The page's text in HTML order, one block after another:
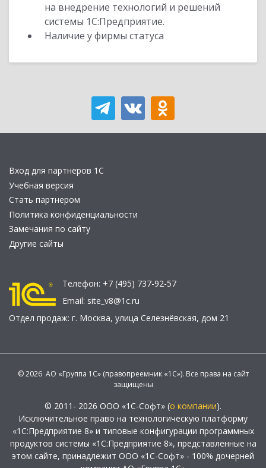
на внедрение технологий и решений
системы 1С:Предприятие.
Наличие у фирмы статуса
Вход для партнеров 1С
Учебная версия
Стать партнером
Политика конфиденциальности
Замечания по сайту
Другие сайты
Телефон: +7 (495) 737-92-57
Email: site_v8@1c.ru
Отдел продаж: г. Москва, улица Селезнёвская, дом 21
© 2026 АО «Группа 1С» (правопреемник «1С»). Все права на сайт
защищены
© 2011- 2026 ООО «1С-Софт» (о компании).
Исключительное право на технологическую платформу
«1С:Предприятие 8» и типовые конфигурации программных
продуктов системы «1С:Предприятие 8», представленные на
этом сайте, принадлежит ООО «1С-Софт» - 100% дочерней